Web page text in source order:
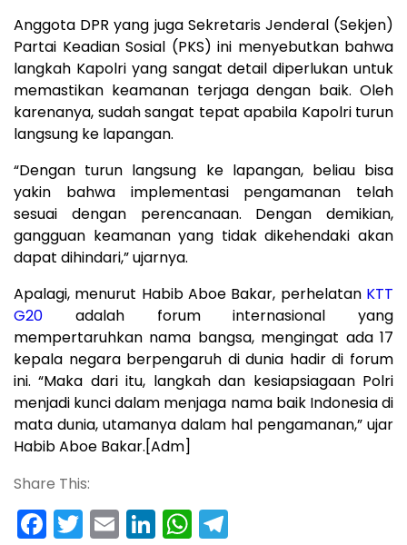
Anggota DPR yang juga Sekretaris Jenderal (Sekjen)
Partai Keadian Sosial (PKS) ini menyebutkan bahwa
langkah Kapolri yang sangat detail diperlukan untuk
memastikan keamanan terjaga dengan baik. Oleh
karenanya, sudah sangat tepat apabila Kapolri turun
langsung ke lapangan.
“Dengan turun langsung ke lapangan, beliau bisa
yakin bahwa implementasi pengamanan telah
sesuai dengan perencanaan. Dengan demikian,
gangguan keamanan yang tidak dikehendaki akan
dapat dihindari,” ujarnya.
Apalagi, menurut Habib Aboe Bakar, perhelatan KTT
G20 adalah forum internasional yang
mempertaruhkan nama bangsa, mengingat ada 17
kepala negara berpengaruh di dunia hadir di forum
ini. “Maka dari itu, langkah dan kesiapsiagaan Polri
menjadi kunci dalam menjaga nama baik Indonesia di
mata dunia, utamanya dalam hal pengamanan,” ujar
Habib Aboe Bakar.[Adm]
Share This:
Facebook
Twitter
EmailLinkedIn
WhatsApp